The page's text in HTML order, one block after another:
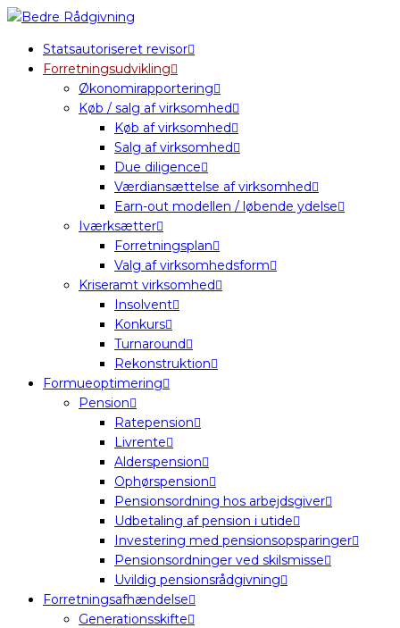
Statsautoriseret revisor
Forretningsudvikling
Økonomirapportering
Køb / salg af virksomhed
Køb af virksomhed
Salg af virksomhed
Due diligence
Værdiansættelse af virksomhed
Earn-out modellen / løbende ydelse
Iværksætter
Forretningsplan
Valg af virksomhedsform
Kriseramt virksomhed
Insolvent
Konkurs
Turnaround
Rekonstruktion
Formueoptimering
Pension
Ratepension
Livrente
Alderspension
Ophørspension
Pensionsordning hos arbejdsgiver
Udbetaling af pension i utide
Investering med pensionsopsparinger
Pensionsordninger ved skilsmisse
Uvildig pensionsrådgivning
Forretningsafhændelse
Generationsskifte